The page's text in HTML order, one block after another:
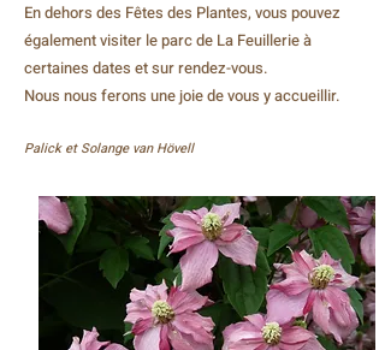
En dehors des Fêtes des Plantes, vous pouvez
également visiter le parc de La Feuillerie à
certaines dates et sur rendez-vous.
Nous nous ferons une joie de vous y accueillir.
Palick et Solange van Hövell